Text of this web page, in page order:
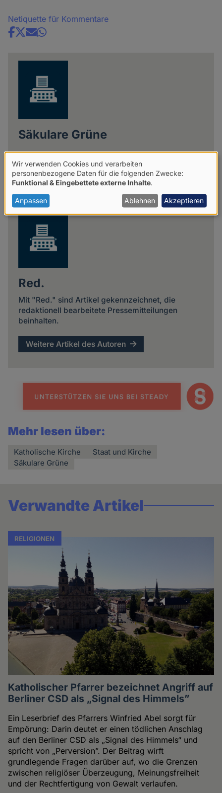
Netiquette für Kommentare
Share
Säkulare Grüne
Weitere Artikel der Autorin
Red.
Mit "Red." sind Artikel gekennzeichnet, die
redaktionell bearbeitete Pressemitteilungen
beinhalten.
Weitere Artikel des Autoren
Mehr lesen über:
Katholische Kirche
Staat und Kirche
Säkulare Grüne
Verwandte Artikel
RELIGIONEN
Katholischer Pfarrer bezeichnet Angriff auf
Berliner CSD als „Signal des Himmels”
Ein Leserbrief des Pfarrers Winfried Abel sorgt für
Empörung: Darin deutet er einen tödlichen Anschlag
auf den Berliner CSD als „Signal des Himmels“ und
spricht von „Perversion”. Der Beitrag wirft
grundlegende Fragen darüber auf, wo die Grenzen
zwischen religiöser Überzeugung, Meinungsfreiheit
und der Rechtfertigung von Gewalt verlaufen.
Verwendung
von
personenbezogenen
Daten
Cookies
Wir verwenden Cookies und verarbeiten
personenbezogene Daten für die folgenden Zwecke:
Funktional & Eingebettete externe Inhalte
Anpassen Ablehnen Akzeptieren